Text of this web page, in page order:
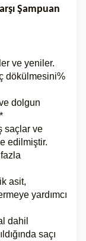
Şampuan
ve yeniler.
dökülmesini%
dolgun
saçlar ve
edilmiştir.
asit,
yardımcı
dahil
saçı